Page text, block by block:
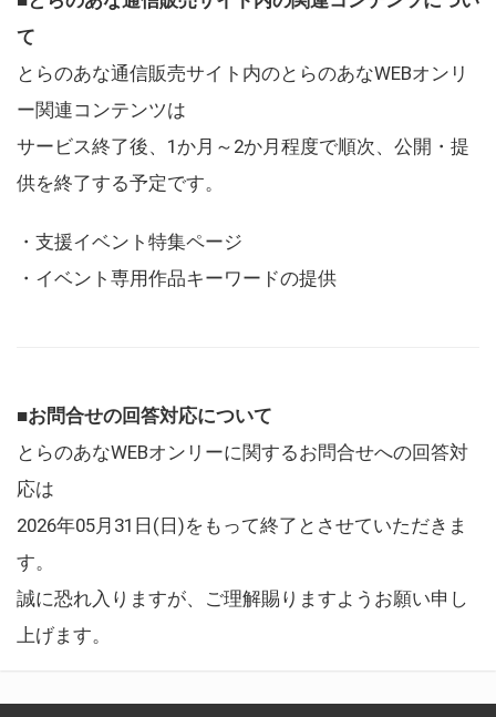
て
とらのあな通信販売サイト内のとらのあなWEBオンリ
ー関連コンテンツは
サービス終了後、1か月～2か月程度で順次、公開・提
供を終了する予定です。
・支援イベント特集ページ
・イベント専用作品キーワードの提供
■お問合せの回答対応について
とらのあなWEBオンリーに関するお問合せへの回答対
応は
2026年05月31日(日)をもって終了とさせていただきま
す。
誠に恐れ入りますが、ご理解賜りますようお願い申し
上げます。